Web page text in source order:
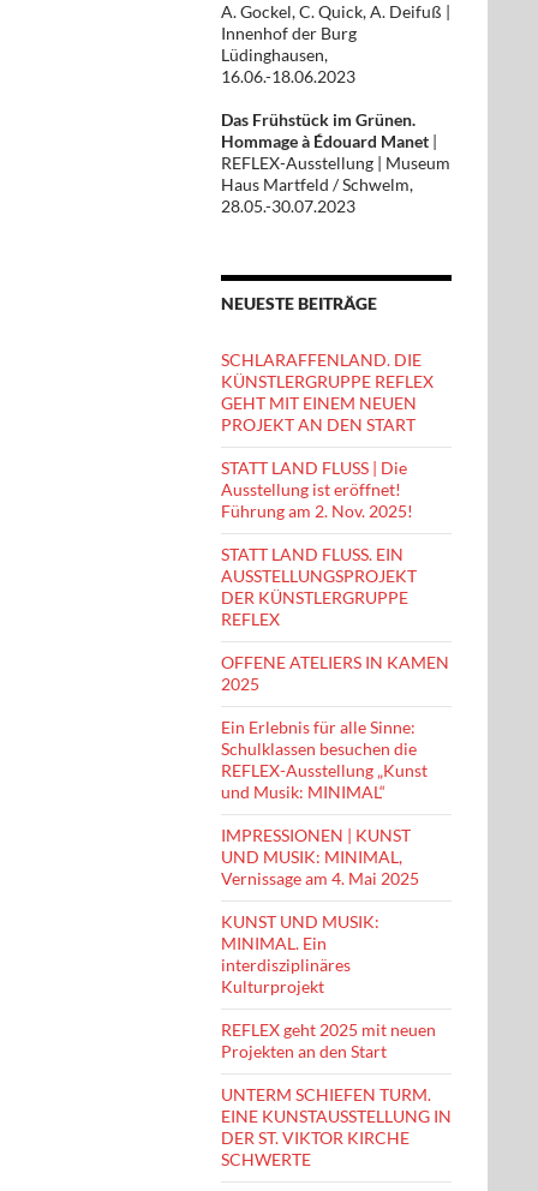
A. Gockel, C. Quick, A. Deifuß |
Innenhof der Burg
Lüdinghausen,
16.06.-18.06.2023
Das Frühstück im Grünen.
Hommage à Édouard Manet |
REFLEX-Ausstellung | Museum
Haus Martfeld / Schwelm,
28.05.-30.07.2023
NEUESTE BEITRÄGE
SCHLARAFFENLAND. DIE
KÜNSTLERGRUPPE REFLEX
GEHT MIT EINEM NEUEN
PROJEKT AN DEN START
STATT LAND FLUSS | Die
Ausstellung ist eröffnet!
Führung am 2. Nov. 2025!
STATT LAND FLUSS. EIN
AUSSTELLUNGSPROJEKT
DER KÜNSTLERGRUPPE
REFLEX
OFFENE ATELIERS IN KAMEN
2025
Ein Erlebnis für alle Sinne:
Schulklassen besuchen die
REFLEX-Ausstellung „Kunst
und Musik: MINIMAL“
IMPRESSIONEN | KUNST
UND MUSIK: MINIMAL,
Vernissage am 4. Mai 2025
KUNST UND MUSIK:
MINIMAL. Ein
interdisziplinäres
Kulturprojekt
REFLEX geht 2025 mit neuen
Projekten an den Start
UNTERM SCHIEFEN TURM.
EINE KUNSTAUSSTELLUNG IN
DER ST. VIKTOR KIRCHE
SCHWERTE